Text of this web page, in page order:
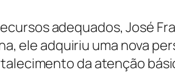
adequados, José
ele adquiriu uma nova
da atenção